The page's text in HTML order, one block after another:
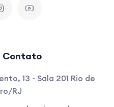
Contato
13 - Sala 201 Rio de
RJ